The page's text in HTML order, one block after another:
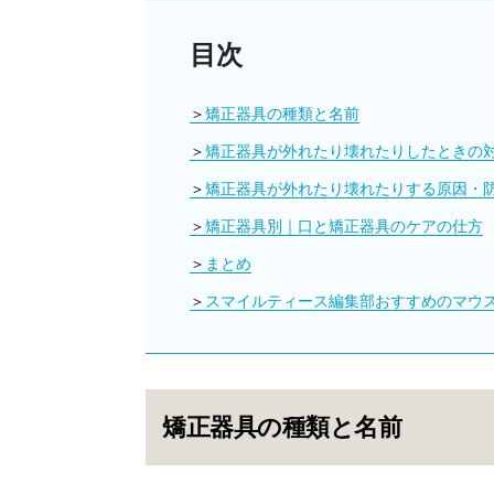
目次
矯正器具の種類と名前
矯正器具が外れたり壊れたりしたときの
矯正器具が外れたり壊れたりする原因・
矯正器具別｜口と矯正器具のケアの仕方
まとめ
スマイルティース編集部おすすめのマウ
矯正器具の種類と名前